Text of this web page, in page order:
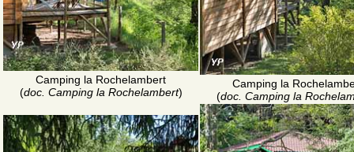
Camping la Rochelambert
(doc. Camping la Rochelambert)
Camping la
(doc. Camping la